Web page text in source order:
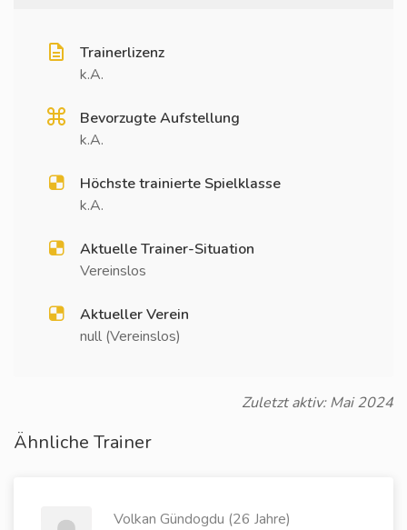
Trainerlizenz
k.A.
Bevorzugte Aufstellung
k.A.
Höchste trainierte Spielklasse
k.A.
Aktuelle Trainer-Situation
Vereinslos
Aktueller Verein
null (Vereinslos)
Zuletzt aktiv: Mai 2024
Ähnliche Trainer
Volkan Gündogdu (26 Jahre)